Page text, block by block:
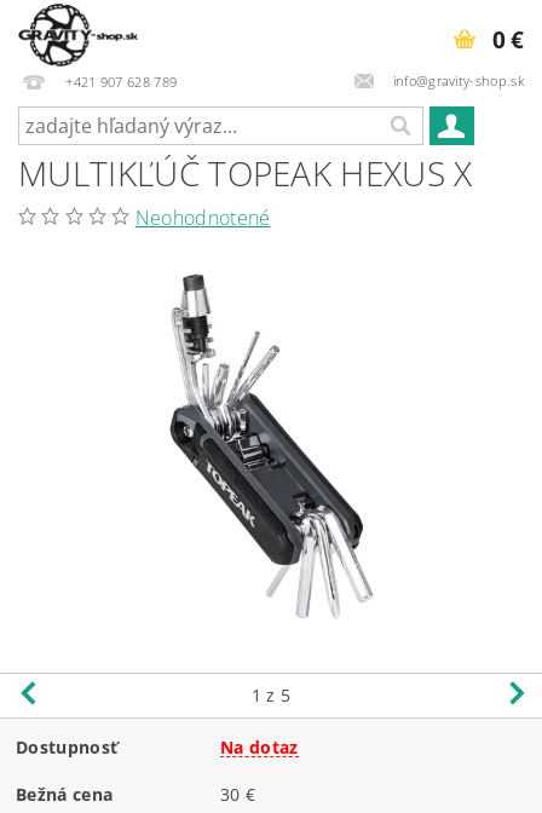
+421 907 628 789 info@gravity-shop.sk
0 €
MULTIKĽÚČ TOPEAK HEXUS X
Neohodnotené
1 z 5
Dostupnosť Na dotaz
Bežná cena 30 €